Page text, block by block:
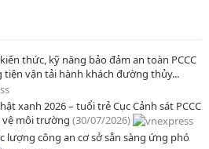
thức, kỹ năng bảo đảm an toàn PCCC
tiện vận tải hành khách đường thủy...
xanh 2026 – tuổi trẻ Cục Cảnh sát PCCC
vệ môi trường (30/07/2026)
lượng công an cơ sở sẵn sàng ứng phó